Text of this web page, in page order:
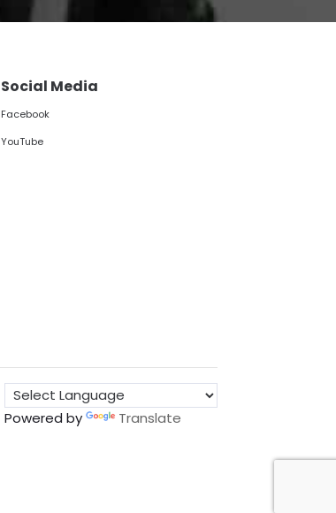
Social Media
Facebook
YouTube
Powered by Translate